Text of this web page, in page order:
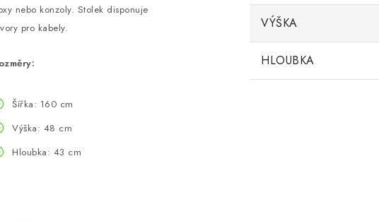
nebo konzoly. Stolek disponuje
pro kabely.
Šířka: 160 cm
Výška: 48 cm
Hloubka: 43 cm
VÝŠKA
HLOUBKA